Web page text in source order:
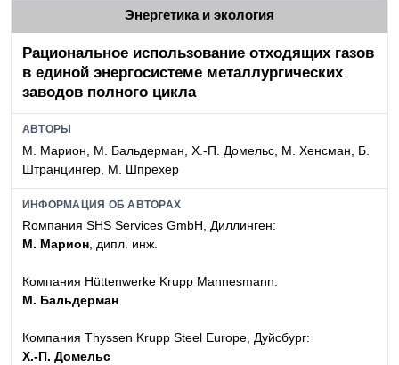
Энергетика и экология
Рациональное использование отходящих газов
в единой энергосистеме металлургических
заводов полного цикла
АВТОРЫ
М. Марион, М. Бальдерман, Х.-П. Домельс, М. Хенсман, Б.
Штранцингер, М. Шпрехер
ИНФОРМАЦИЯ ОБ АВТОРАХ
Rомпания SHS Services GmbH, Диллинген:
М. Марион , дипл. инж.
Компания Hüttenwerke Krupp Mannesmann:
М. Бальдерман
Компания Thyssen Krupp Steel Europe, Дуйсбург:
Х.-П. Домельс